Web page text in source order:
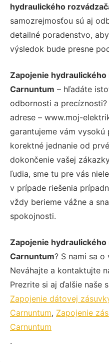
hydraulického
samozrejmosťou sú aj
detailné poradenstvo,
výsledok bude presne
Zapojenie
Carnuntum – hľadáte
odbornosti a
adrese – www.moj-
garantujeme vám
korektné jednanie od
dokončenie vašej
ľudia, sme tu pre vás
v prípade riešenia
vždy berieme vážne a
spokojnosti.
Zapojenie
Carnuntum? S nami sa
Neváhajte a kontaktujte
Prezrite si aj ďalšie naše
Zapojenie dátovej
Carnuntum, Zapojenie
Carnuntum
.